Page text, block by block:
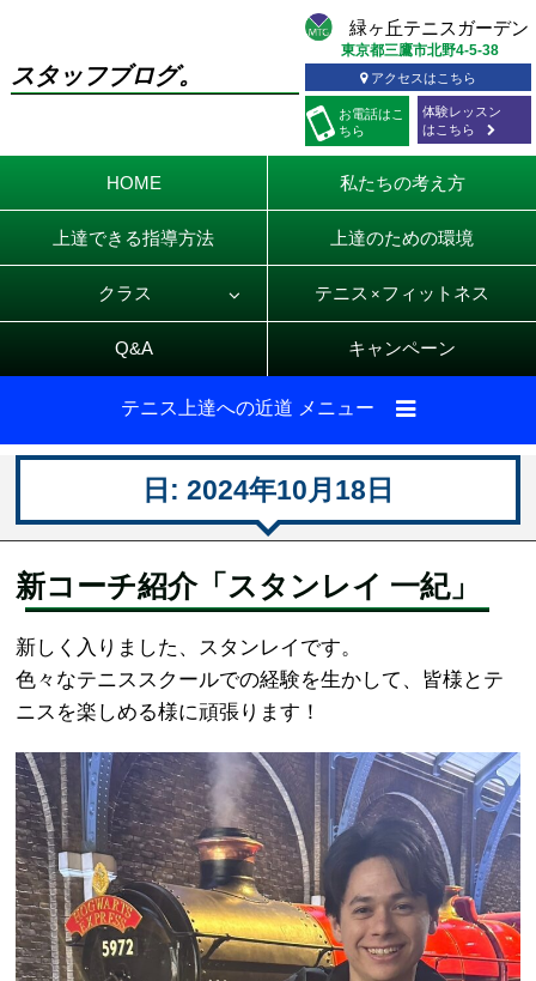
スタッフブログ。
お電話はこ
ちら
東京都三鷹市北野4-5-38
アクセスはこちら
体験レッスン
はこちら
HOME 私たちの考え方
上達できる指導方法 上達のための環境
クラス テニス × フィットネス
Q&A キャンペーン
テニス上達への近道 メニュー
日: 2024年10月18日
新コーチ紹介「スタンレイ 一紀」
新しく入りました、スタンレイです。
色々なテニススクールでの経験を生かして、皆様とテ
ニスを楽しめる様に頑張ります！